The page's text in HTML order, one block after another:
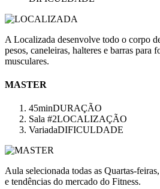
A Localizada desenvolve todo o corpo
pesos, caneleiras, halteres e barras para
musculares.
MASTER
45minDURAÇÃO
Sala #2LOCALIZAÇÃO
VariadaDIFICULDADE
Aula selecionada todas as Quartas-
e tendências do mercado do Fitness.